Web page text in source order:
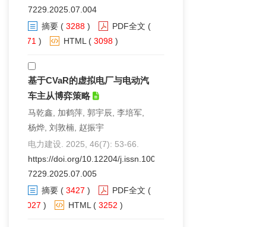
7229.2025.07.004
摘要 ( 3288 ) PDF全文 (
671 ) HTML ( 3098 )
基于CVaR的虚拟电厂与电动汽
车主从博弈策略
马乾鑫, 加鹤萍, 郭宇辰, 李培军,
杨烨, 刘敦楠, 赵振宇
电力建设. 2025, 46(7): 53-66.
https://doi.org/10.12204/j.issn.1000-
7229.2025.07.005
摘要 ( 3427 ) PDF全文 (
2027 ) HTML ( 3252 )